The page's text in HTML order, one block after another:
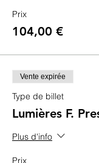
Prix
104,00 €
Vente expirée
Type de billet
Lumières F.
Plus d'info
Prix